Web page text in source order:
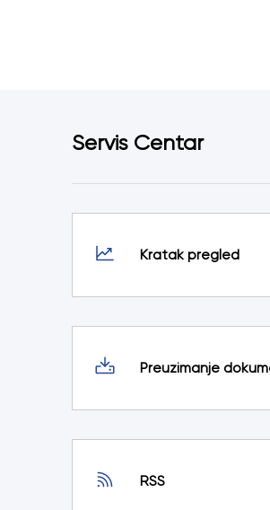
Servis Centar
Kratak pregled
Preuzimanje
RSS